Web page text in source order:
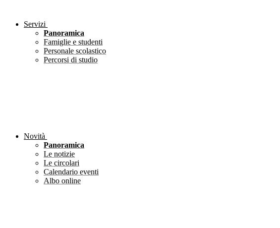
Servizi
Panoramica
Famiglie e studenti
Personale scolastico
Percorsi di studio
Novità
Panoramica
Le notizie
Le circolari
Calendario eventi
Albo online